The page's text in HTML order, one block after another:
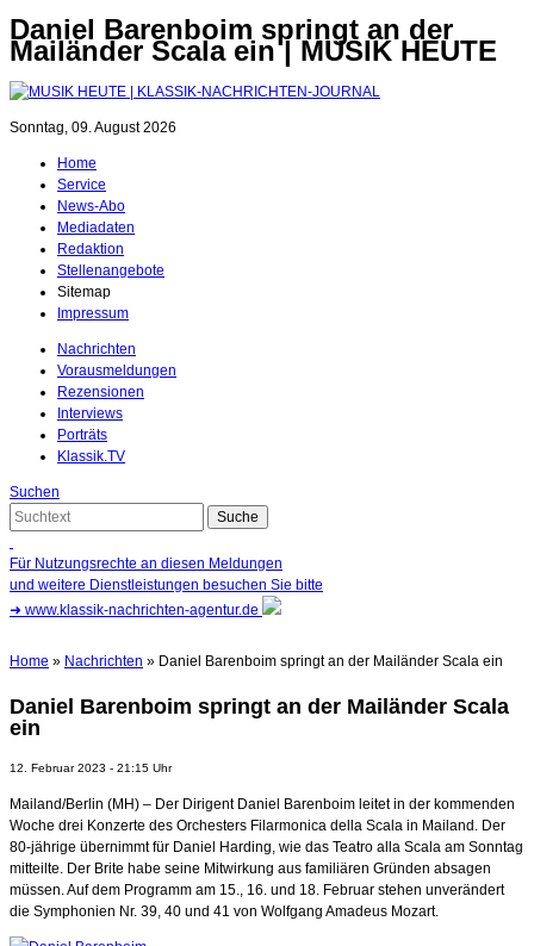
Daniel Barenboim springt an der
Mailänder Scala ein | MUSIK HEUTE
Sonntag, 09. August 2026
Home
Service
News-Abo
Mediadaten
Redaktion
Stellenangebote
Sitemap
Impressum
Nachrichten
Vorausmeldungen
Rezensionen
Interviews
Porträts
Klassik.TV
Suchen
Für Nutzungsrechte an diesen Meldungen
und weitere Dienstleistungen besuchen Sie bitte
➜ www.klassik-nachrichten-agentur.de
Home » Nachrichten » Daniel Barenboim springt an der Mailänder Scala ein
Daniel Barenboim springt an der Mailänder Scala
ein
12. Februar 2023 - 21:15 Uhr
Mailand/Berlin (MH) – Der Dirigent Daniel Barenboim leitet in der kommenden
Woche drei Konzerte des Orchesters Filarmonica della Scala in Mailand. Der
80-jährige übernimmt für Daniel Harding, wie das Teatro alla Scala am Sonntag
mitteilte. Der Brite habe seine Mitwirkung aus familiären Gründen absagen
müssen. Auf dem Programm am 15., 16. und 18. Februar stehen unverändert
die Symphonien Nr. 39, 40 und 41 von Wolfgang Amadeus Mozart.